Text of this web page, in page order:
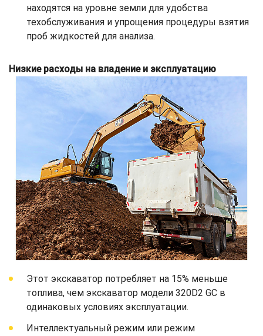
находятся на уровне земли для удобства
техобслуживания и упрощения процедуры взятия
проб жидкостей для анализа.
Низкие расходы на владение и эксплуатацию
Этот экскаватор потребляет на 15% меньше
топлива, чем экскаватор модели 320D2 GC в
одинаковых условиях эксплуатации.
Интеллектуальный режим или режим